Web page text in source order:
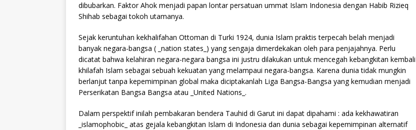
dibubarkan. Faktor Ahok menjadi papan lontar persatuan ummat Islam Indonesia dengan Habib Rizieq
Shihab sebagai tokoh utamanya.
Sejak keruntuhan kekhalifahan Ottoman di Turki 1924, dunia Islam praktis terpecah belah menjadi
banyak negara-bangsa ( _nation states_) yang sengaja dimerdekakan oleh para penjajahnya. Perlu
dicatat bahwa kelahiran negara-negara bangsa ini justru dilakukan untuk mencegah kebangkitan kembali
khilafah Islam sebagai sebuah kekuatan yang melampaui negara-bangsa. Karena dunia tidak mungkin
berlanjut tanpa kepemimpinan global maka diciptakanlah Liga Bangsa-Bangsa yang kemudian menjadi
Perserikatan Bangsa Bangsa atau _United Nations_.
Dalam perspektif inilah pembakaran bendera Tauhid di Garut ini dapat dipahami : ada kekhawatiran
_islamophobic_ atas gejala kebangkitan Islam di Indonesia dan dunia sebagai kepemimpinan alternatif